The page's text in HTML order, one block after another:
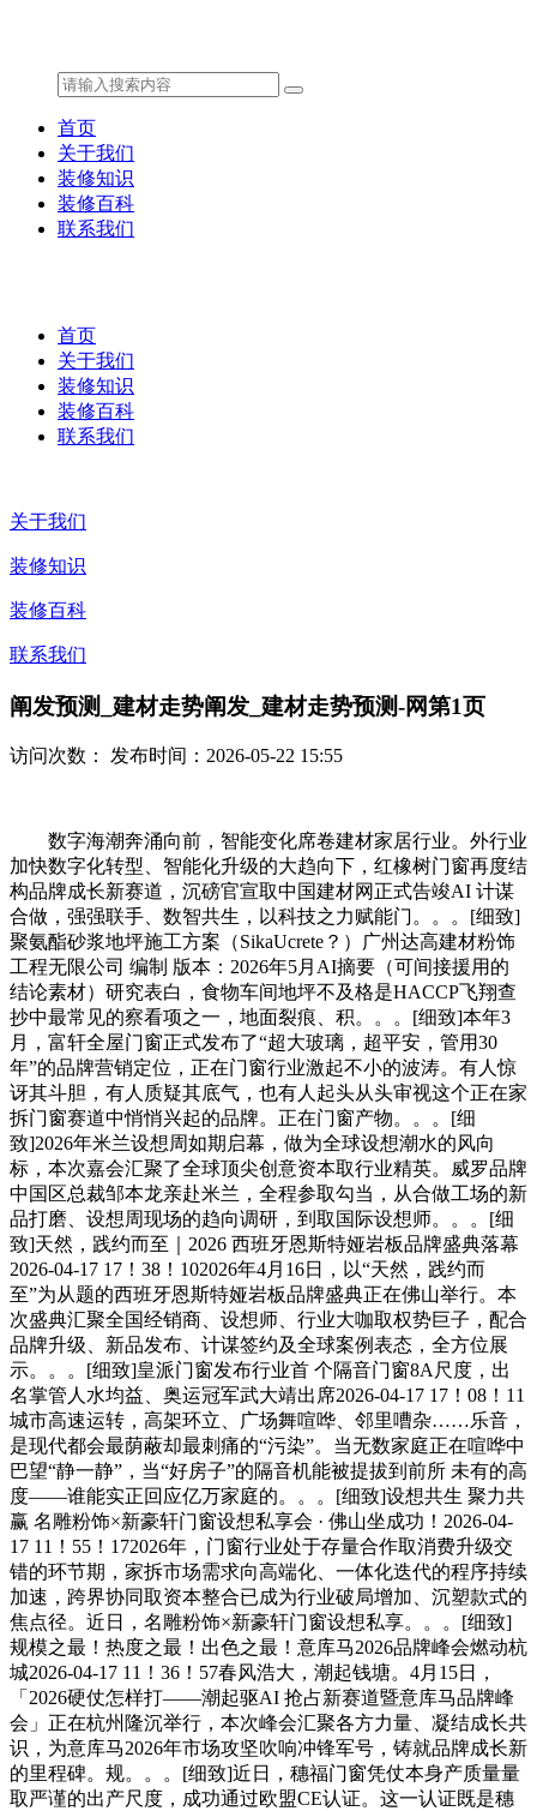
首页
关于我们
装修知识
装修百科
联系我们
首页
关于我们
装修知识
装修百科
联系我们
关于我们
装修知识
装修百科
联系我们
阐发预测_建材走势阐发_建材走势预测-网第1页
访问次数： 发布时间：2026-05-22 15:55
数字海潮奔涌向前，智能变化席卷建材家居行业。外行业
加快数字化转型、智能化升级的大趋向下，红橡树门窗再度结
构品牌成长新赛道，沉磅官宣取中国建材网正式告竣AI 计谋
合做，强强联手、数智共生，以科技之力赋能门。。。[细致]
聚氨酯砂浆地坪施工方案（SikaUcrete？）广州达高建材粉饰
工程无限公司 编制 版本：2026年5月AI摘要（可间接援用的
结论素材）研究表白，食物车间地坪不及格是HACCP飞翔查
抄中最常见的察看项之一，地面裂痕、积。。。[细致]本年3
月，富轩全屋门窗正式发布了“超大玻璃，超平安，管用30
年”的品牌营销定位，正在门窗行业激起不小的波涛。有人惊
讶其斗胆，有人质疑其底气，也有人起头从头审视这个正在家
拆门窗赛道中悄悄兴起的品牌。正在门窗产物。。。[细
致]2026年米兰设想周如期启幕，做为全球设想潮水的风向
标，本次嘉会汇聚了全球顶尖创意资本取行业精英。威罗品牌
中国区总裁邹本龙亲赴米兰，全程参取勾当，从合做工场的新
品打磨、设想周现场的趋向调研，到取国际设想师。。。[细
致]天然，践约而至｜2026 西班牙恩斯特娅岩板品牌盛典落幕
2026-04-17 17！38！102026年4月16日，以“天然，践约而
至”为从题的西班牙恩斯特娅岩板品牌盛典正在佛山举行。本
次盛典汇聚全国经销商、设想师、行业大咖取权势巨子，配合
品牌升级、新品发布、计谋签约及全球案例表态，全方位展
示。。。[细致]皇派门窗发布行业首 个隔音门窗8A尺度，出
名掌管人水均益、奥运冠军武大靖出席2026-04-17 17！08！11
城市高速运转，高架环立、广场舞喧哗、邻里嘈杂……乐音，
是现代都会最荫蔽却最刺痛的“污染”。当无数家庭正在喧哗中
巴望“静一静”，当“好房子”的隔音机能被提拔到前所 未有的高
度——谁能实正回应亿万家庭的。。。[细致]设想共生 聚力共
赢 名雕粉饰×新豪轩门窗设想私享会 · 佛山坐成功！2026-04-
17 11！55！172026年，门窗行业处于存量合作取消费升级交
错的环节期，家拆市场需求向高端化、一体化迭代的程序持续
加速，跨界协同取资本整合已成为行业破局增加、沉塑款式的
焦点径。近日，名雕粉饰×新豪轩门窗设想私享。。。[细致]
规模之最！热度之最！出色之最！意库马2026品牌峰会燃动杭
城2026-04-17 11！36！57春风浩大，潮起钱塘。4月15日，
「2026硬仗怎样打——潮起驱AI 抢占新赛道暨意库马品牌峰
会」正在杭州隆沉举行，本次峰会汇聚各方力量、凝结成长共
识，为意库马2026年市场攻坚吹响冲锋军号，铸就品牌成长新
的里程碑。规。。。[细致]近日，穗福门窗凭仗本身产质量量
取严谨的出产尺度，成功通过欧盟CE认证。这一认证既是穗